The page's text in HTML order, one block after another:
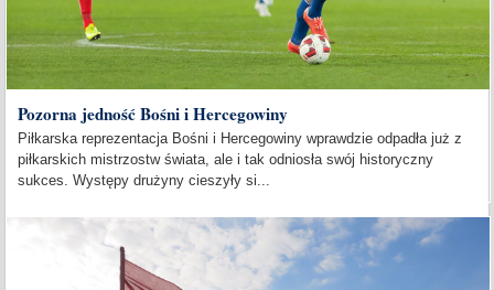
Pozorna jedność Bośni i Hercegowiny
Piłkarska reprezentacja Bośni i Hercegowiny wprawdzie odpadła już z
piłkarskich mistrzostw świata, ale i tak odniosła swój historyczny
sukces. Występy drużyny cieszyły si...